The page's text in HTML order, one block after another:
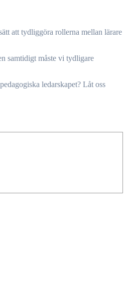
att tydliggöra rollerna mellan lärare
samtidigt måste vi tydligare
ledarskapet? Låt oss